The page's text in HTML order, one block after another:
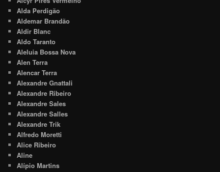
Alda Perdigão
Aldemar Brandão
Aldir Blanc
Aldo Taranto
Aleluia Bossa Nova
Alen Terra
Alencar Terra
Alexandre Gnattali
Alexandre Ribeiro
Alexandre Sales
Alexandre Salles
Alexandre Trik
Alfredo Moretti
Alice Ribeiro
Aline
Alípio Martins